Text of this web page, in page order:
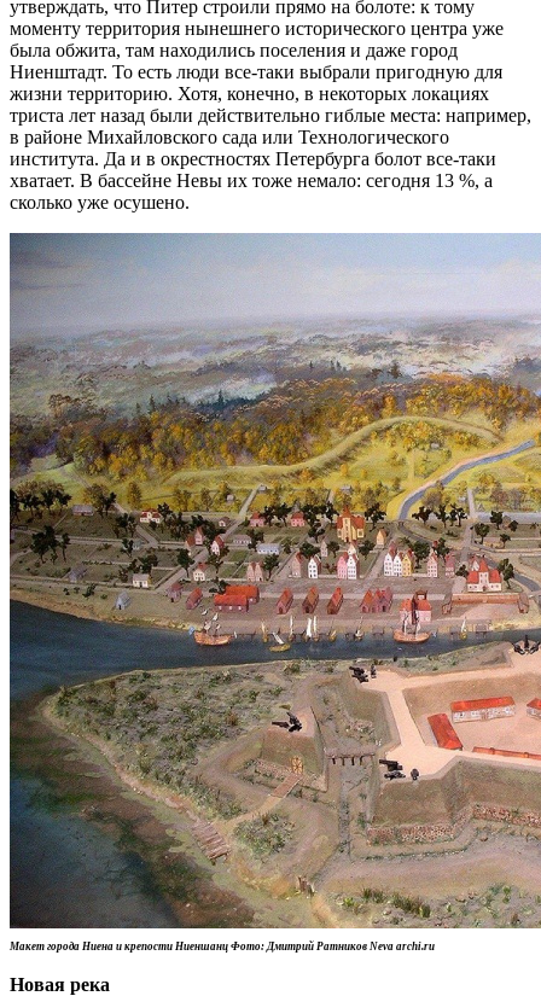
утверждать, что Питер строили прямо на болоте: к тому
моменту территория нынешнего исторического центра уже
была обжита, там находились поселения и даже город
Ниенштадт. То есть люди все-таки выбрали пригодную для
жизни территорию. Хотя, конечно, в некоторых локациях
триста лет назад были действительно гиблые места: например,
в районе Михайловского сада или Технологического
института. Да и в окрестностях Петербурга болот все-таки
хватает. В бассейне Невы их тоже немало: сегодня 13 %, а
сколько уже осушено.
Макет города Ниена и крепости Ниеншанц Фото: Дмитрий Ратников Neva archi.ru
Новая река